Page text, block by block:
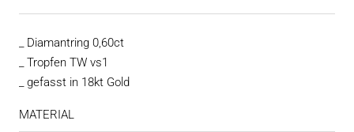
_ Diamantring 0,60ct
_ Tropfen TW vs1
_ gefasst in 18kt Gold
MATERIAL